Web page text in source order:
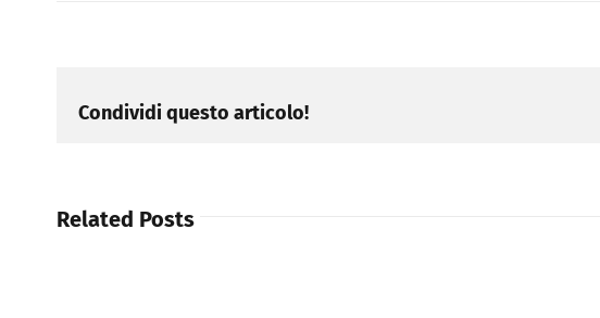
Condividi questo articolo!
Related Posts